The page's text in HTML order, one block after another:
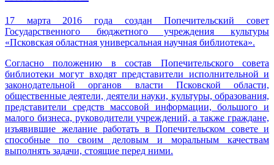
17 марта 2016 года создан Попечительский совет
Государственного бюджетного учреждения культуры
«Псковская областная универсальная научная библиотека».
Согласно положению в состав Попечительского совета
библиотеки могут входят представители исполнительной и
законодательной органов власти Псковской области,
общественные деятели, деятели науки, культуры, образования,
представители средств массовой информации, большого и
малого бизнеса, руководители учреждений, а также граждане,
изъявившие желание работать в Попечительском совете и
способные по своим деловым и моральным качествам
выполнять задачи, стоящие перед ними.